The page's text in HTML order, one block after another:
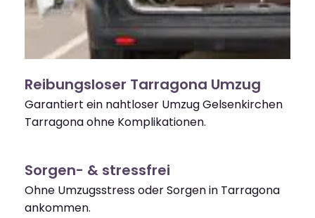
Reibungsloser Tarragona Umzug
Garantiert ein nahtloser Umzug Gelsenkirchen
Tarragona ohne Komplikationen.
Sorgen- & stressfrei
Ohne Umzugsstress oder Sorgen in Tarragona
ankommen.